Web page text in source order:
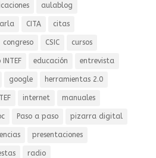
aulablog
CITA citas
congreso CSIC cursos
educación entrevista
google herramientas 2.0
internet manuales
Paso a paso pizarra digital
presentaciones
radio